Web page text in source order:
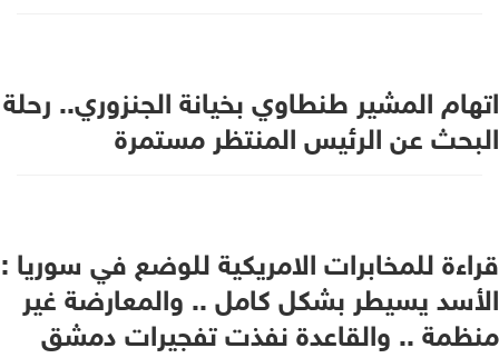
اتهام المشير طنطاوي بخيانة الجنزوري.. رحلة
البحث عن الرئيس المنتظر مستمرة
قراءة للمخابرات الامريكية للوضع في سوريا :
الأسد يسيطر بشكل كامل .. والمعارضة غير
منظمة .. والقاعدة نفذت تفجيرات دمشق